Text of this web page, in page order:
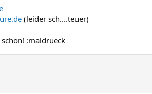
(leider sch....teuer)
:maldrueck